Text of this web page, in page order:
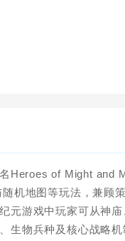
名Heroes of Might and
机地图等玩法，兼顾
元游戏中玩家可从神
生物兵种及核心战略